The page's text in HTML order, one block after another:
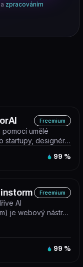
zpracováním
Freemium
umělé
startupy, designéry
99 %
Freemium
AI
je webový nástroj,
99 %